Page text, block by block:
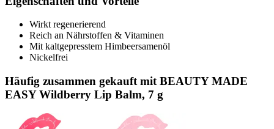
Wirkt regenerierend
Reich an Nährstoffen & Vitaminen
Mit kaltgepresstem Himbeersamenöl
Nickelfrei
Häufig zusammen gekauft mit BEAUTY MADE
EASY Wildberry Lip Balm, 7 g